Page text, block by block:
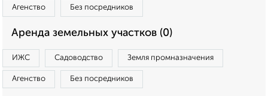
Агенство Без посредников
Аренда земельных участков (0)
ИЖС Садоводство Земля промназначения
Агенство Без посредников